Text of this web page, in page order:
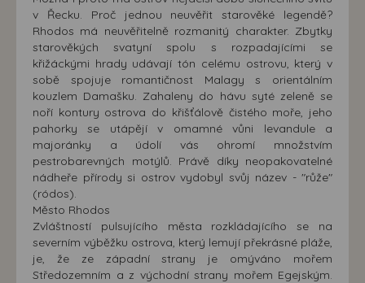
v Řecku. Proč jednou neuvěřit starověké legendě?
Rhodos má neuvěřitelně rozmanitý charakter. Zbytky
starověkých svatyní spolu s rozpadajícími se
křižáckými hrady udávají tón celému ostrovu, který v
sobě spojuje romantičnost Malagy s orientálním
kouzlem Damašku. Zahaleny do hávu syté zeleně se
noří kontury ostrova do křišťálově čistého moře, jeho
pahorky se utápějí v omamné vůni levandule a
majoránky a údolí vás ohromí množstvím
pestrobarevných motýlů. Právě díky neopakovatelné
nádheře přírody si ostrov vydobyl svůj název - "růže"
(ródos).
Město Rhodos
Zvláštností pulsujícího města rozkládajícího se na
severním výběžku ostrova, který lemují překrásné pláže,
je, že ze západní strany je omýváno mořem
Středozemním a z východní strany mořem Egejským.